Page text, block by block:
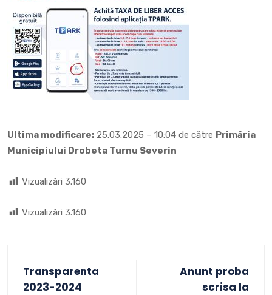
Ultima modificare: 25.03.2025 – 10:04 de către Primăria
Municipiului Drobeta Turnu Severin
Vizualizări 3.160
Vizualizări 3.160
Transparenta
2023-2024
Anunt proba
scrisa la